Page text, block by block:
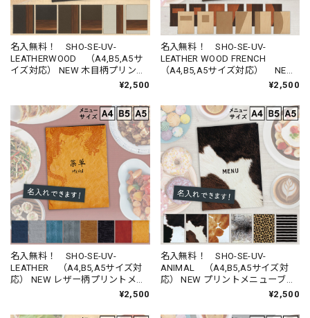
名入無料！ SHO-SE-UV-
LEATHERWOOD （A4,B5,A5サ
イズ対応） NEW 木目柄プリント
メニューブック （受注生産品）
¥2,500
名入無料！ SHO-SE-UV-
LEATHER WOOD FRENCH
（A4,B5,A5サイズ対応） NEW
木目柄プリントメニューブック
¥2,500
名入無料！ SHO-SE-UV-
LEATHER （A4,B5,A5サイズ対
応） NEW レザー柄プリントメニ
ューブック （受注生産品）¥2,500
名入無料！ SHO-SE-UV-
ANIMAL （A4,B5,A5サイズ対
応） NEW プリントメニューブッ
¥2,500